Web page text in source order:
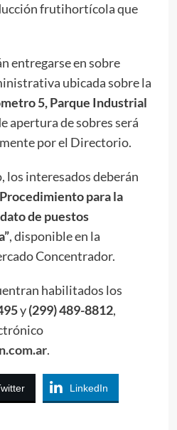
frutihortícola que
entregarse en sobre
ubicada sobre la
5, Parque Industrial
apertura de sobres será
por el Directorio.
los interesados deberán
para la
de puestos
, disponible en la
Concentrador.
habilitados los
y(299) 489-8812,
.
LinkedIn